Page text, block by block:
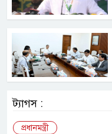
ট্যাগস :
প্রধানমন্ত্রী